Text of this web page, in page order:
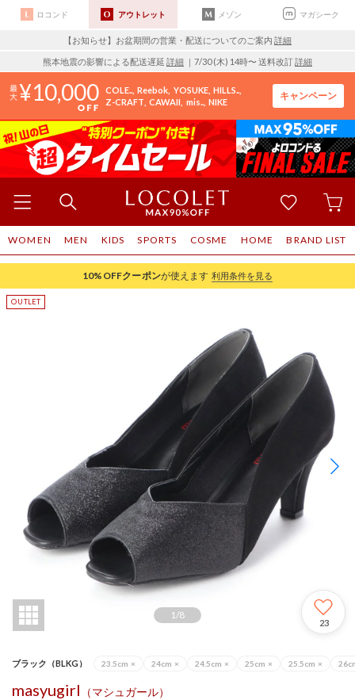
ロコンド アウトレット メゾン マガシーク
【お知らせ】お盆期間の営業・配送についてのご案内 詳細
熊本地震の影響による配送遅延 詳細 ｜7/30 (木) 14時〜 送料改訂詳細
10,000 COLE.. Reebok YOSUKE HILLS..
Z-CRAFT CAWAII mis.. NIKE
キャンペーン
WOMEN MEN KIDS SPORTS COSME HOME BRAND LIST
10%OFFクーポンが使えます 利用条件を見る
1 /8
23
ブラック（BLKG） 23.5cm × 24cm × 24.5cm × 25cm × 25.5cm ×
masyugirl （マシュガール）